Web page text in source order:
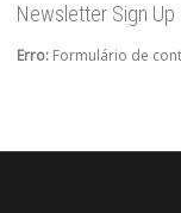
Newsletter Sign Up
Erro: Formulário de